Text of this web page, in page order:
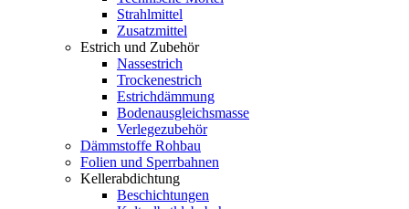
Strahlmittel
Zusatzmittel
Estrich und Zubehör
Nassestrich
Trockenestrich
Estrichdämmung
Bodenausgleichsmasse
Verlegezubehör
Dämmstoffe Rohbau
Folien und Sperrbahnen
Kellerabdichtung
Beschichtungen